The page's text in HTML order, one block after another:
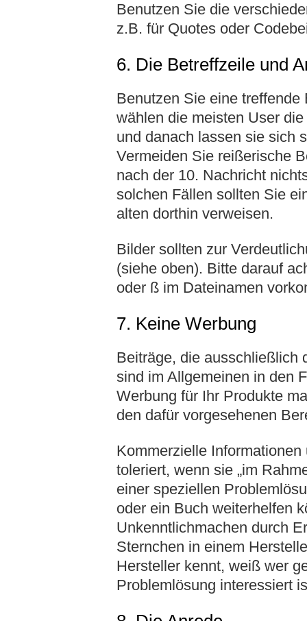
Benutzen Sie die
z.B. für Quotes oder
6. Die Betreffzeile und
Benutzen Sie eine
wählen die meisten User
und danach lassen sie sich
Vermeiden Sie reißerische
nach der 10. Nachricht
solchen Fällen sollten Sie
alten dorthin verweisen.
Bilder sollten zur
(siehe oben). Bitte darauf
oder ß im Dateinamen
7. Keine Werbung
Beiträge, die ausschließlich
sind im Allgemeinen in den
Werbung für Ihr Produkte
den dafür vorgesehenen
Kommerzielle
toleriert, wenn sie „im
einer speziellen
oder ein Buch weiterhelfen
Unkenntlichmachen durch
Sternchen in einem
Hersteller kennt, weiß wer
Problemlösung interessiert